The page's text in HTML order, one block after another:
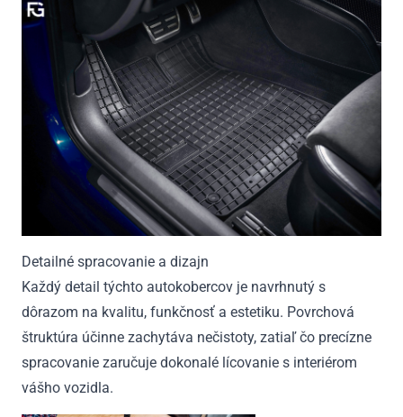
Detailné spracovanie a dizajn
Každý detail týchto autokobercov je navrhnutý s
dôrazom na kvalitu, funkčnosť a estetiku. Povrchová
štruktúra účinne zachytáva nečistoty, zatiaľ čo precízne
spracovanie zaručuje dokonalé lícovanie s interiérom
vášho vozidla.